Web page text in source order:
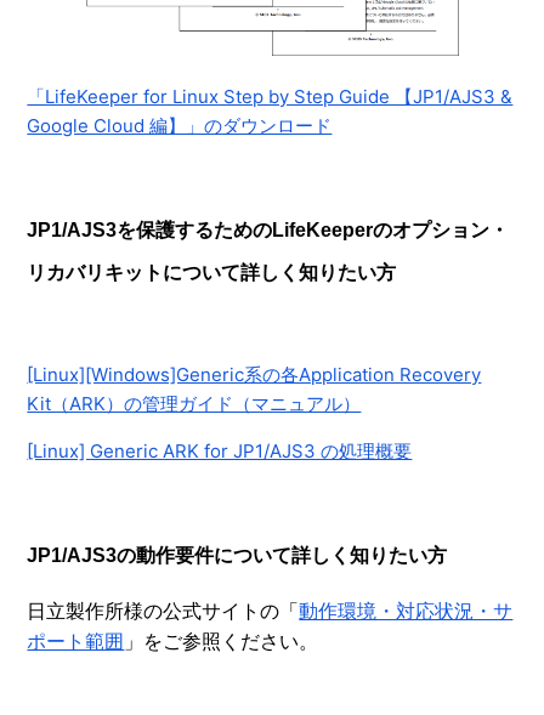
「LifeKeeper for Linux Step by Step Guide 【JP1/AJS3 &
Google Cloud 編】」のダウンロード
JP1/AJS3を保護するためのLifeKeeperのオプション・
リカバリキットについて詳しく知りたい方
[Linux][Windows]Generic系の各Application Recovery
Kit（ARK）の管理ガイド（マニュアル）
[Linux] Generic ARK for JP1/AJS3 の処理概要
JP1/AJS3の動作要件について詳しく知りたい方
日立製作所様の公式サイトの「動作環境・対応状況・サ
ポート範囲 」をご参照ください。